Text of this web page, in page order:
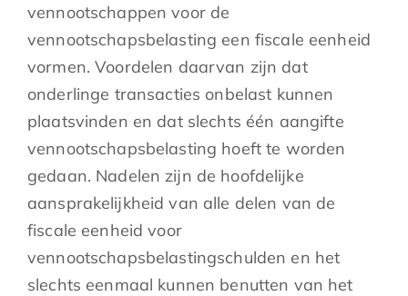
vennootschappen voor de
vennootschapsbelasting een fiscale eenheid
vormen. Voordelen daarvan zijn dat
onderlinge transacties onbelast kunnen
plaatsvinden en dat slechts één aangifte
vennootschapsbelasting hoeft te worden
gedaan. Nadelen zijn de hoofdelijke
aansprakelijkheid van alle delen van de
fiscale eenheid voor
vennootschapsbelastingschulden en het
slechts eenmaal kunnen benutten van het